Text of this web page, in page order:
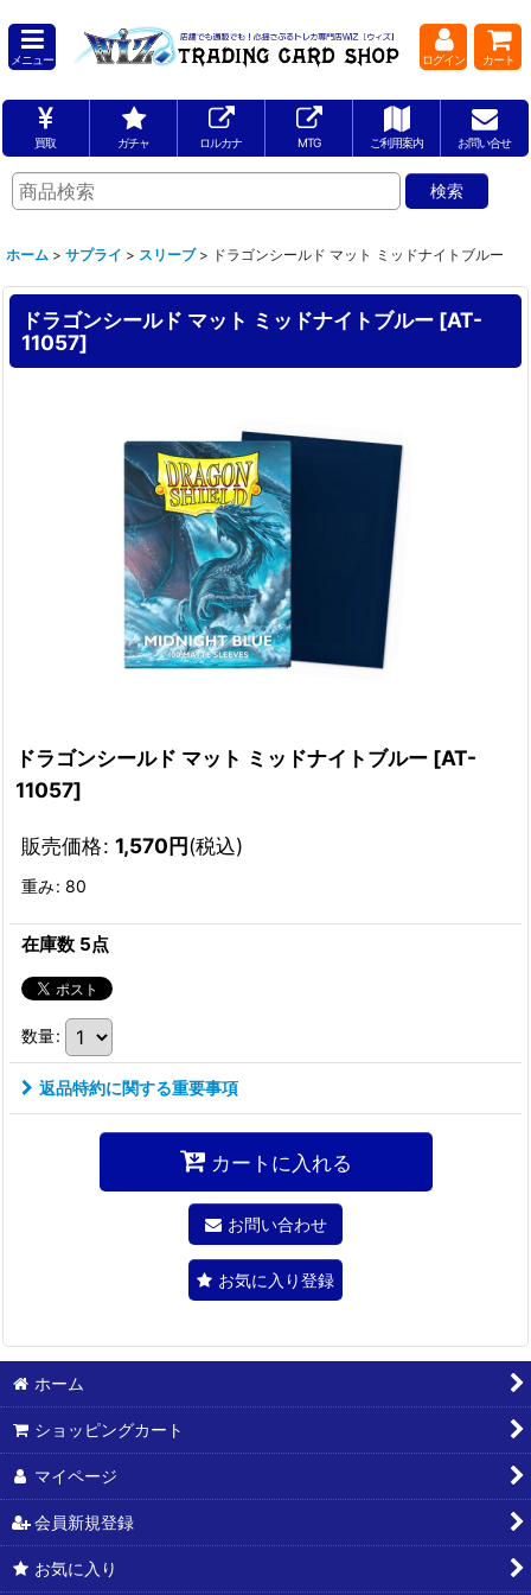
メニュー ログイン カート
買取 ガチャ ロルカナ MTG ご利用案内 お問い合せ
ホーム > サプライ > スリーブ > ドラゴンシールド マット ミッドナイトブルー
ドラゴンシールド マット ミッドナイトブルー [AT-
11057]
ドラゴンシールド マット ミッドナイトブルー [AT-
11057]
販売価格: 1,570円(税込)
重み: 80
在庫数 5点
数量:
返品特約に関する重要事項
カートに入れる
お問い合わせ
お気に入り登録
ホーム
ショッピングカート
マイページ
会員新規登録
お気に入り